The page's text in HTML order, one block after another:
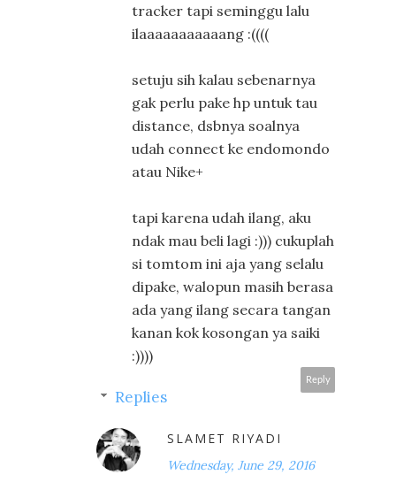
tracker tapi seminggu lalu
ilaaaaaaaaaaang :((((
setuju sih kalau sebenarnya
gak perlu pake hp untuk tau
distance, dsbnya soalnya
udah connect ke endomondo
atau Nike+
tapi karena udah ilang, aku
ndak mau beli lagi :))) cukuplah
si tomtom ini aja yang selalu
dipake, walopun masih berasa
ada yang ilang secara tangan
kanan kok kosongan ya saiki
:))))
Reply
Replies
SLAMET RIYADI
Wednesday, June 29, 2016